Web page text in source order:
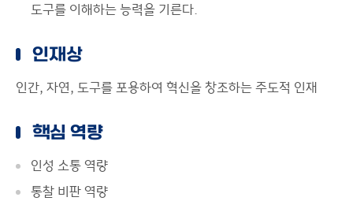
도구를 이해하는 능력을 기른다.
인재상
인간, 자연, 도구를 포용하여 혁신을 창조하는 주도적 인재
핵심 역량
인성 소통 역량
통찰 비판 역량